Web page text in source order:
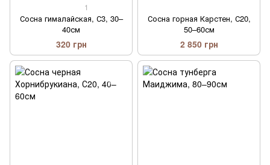
1
Сосна гималайская, С3, 30–
40см
320 грн
Сосна горная Карстен, С20,
50–60см
2 850 грн